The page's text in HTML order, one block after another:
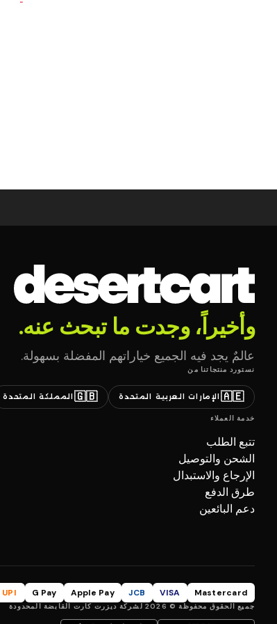
وأخيراً، وجدت ما تبحث عنه.
عالمٌ يجد فيه الجميع خياراتهم المفضلة بسهولة.
نستورد منتجاتنا من
🇦🇪 الإمارات العربية المتحدة 🇬🇧 المملكة المتحدة
خدمة العملاء
تتبع الطلب
الشحن والتوصيل
الإرجاع والاستبدال
طرق الدفع
دعم البائعين
Mastercard
VISA
JCB
Apple Pay
G Pay
UPI
جميع الحقوق محفوظة © 2026 لشركة ديزرت كارت القابضة المحدودة